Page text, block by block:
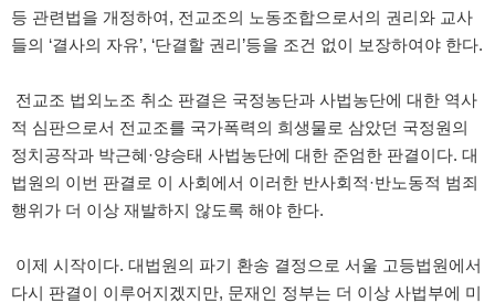
등 관련법을 개정하여, 전교조의 노동조합으로서의 권리와 교사
들의 ‘결사의 자유’, ‘단결할 권리’등을 조건 없이 보장하여야 한다.
전교조 법외노조 취소 판결은 국정농단과 사법농단에 대한 역사
적 심판으로서 전교조를 국가폭력의 희생물로 삼았던 국정원의
정치공작과 박근혜·양승태 사법농단에 대한 준엄한 판결이다. 대
법원의 이번 판결로 이 사회에서 이러한 반사회적·반노동적 범죄
행위가 더 이상 재발하지 않도록 해야 한다.
이제 시작이다. 대법원의 파기 환송 결정으로 서울 고등법원에서
다시 판결이 이루어지겠지만, 문재인 정부는 더 이상 사법부에 미